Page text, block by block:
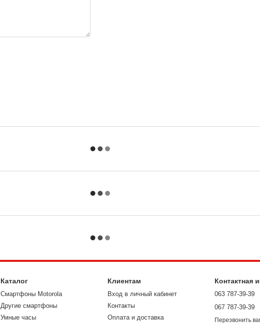
Каталог
Смартфоны Motorola
Другие смартфоны
Умные часы
Клиентам
Вход в личный кабинет
Контакты
Оплата и доставка
Контактная
063 787-39-39
067 787-39-39
Перезвонить